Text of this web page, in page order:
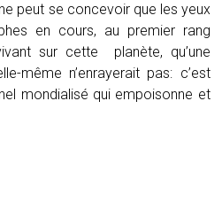
peut se concevoir que les yeux
en cours, au premier rang
sur cette planète, qu’une
même n’enrayerait pas: c’est
mondialisé qui empoisonne et